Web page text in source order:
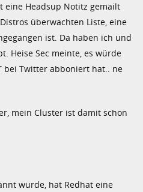
eine Headsup Notitz gemailt
überwachten Liste, eine
ist. Da haben ich und
Heise Sec meinte, es würde
bei Twitter abboniert hat.. ne
mein Cluster ist damit schon
wurde, hat Redhat eine